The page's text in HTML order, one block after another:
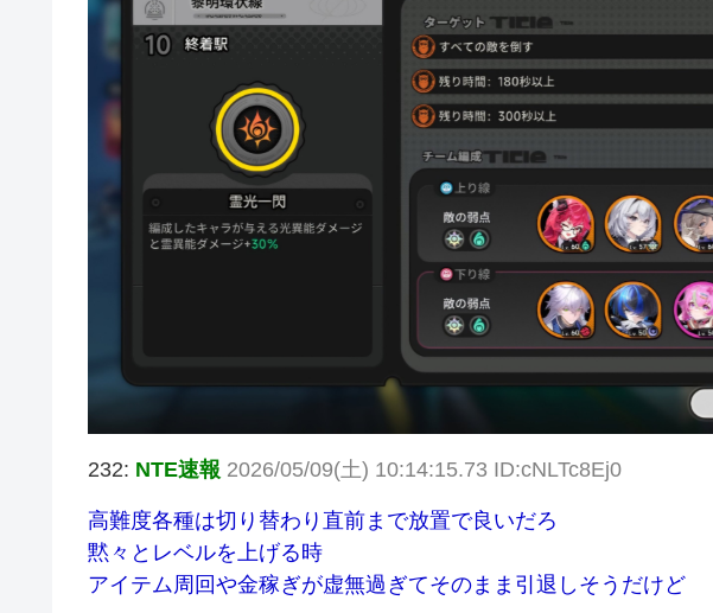
232: NTE速報 2026/05/09(土) 10:14:15.73 ID:cNLTc8Ej0
高難度各種は切り替わり直前まで放置で良いだろ
黙々とレベルを上げる時
アイテム周回や金稼ぎが虚無過ぎてそのまま引退しそうだけど